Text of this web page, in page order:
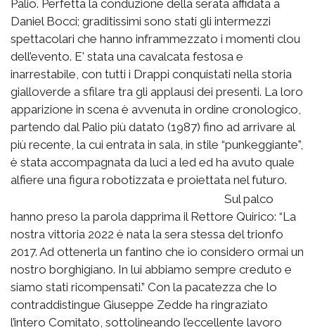
Palio. Perfetta la conduzione della serata affidata a
Daniel Bocci; graditissimi sono stati gli intermezzi
spettacolari che hanno inframmezzato i momenti clou
dell’evento. E' stata una cavalcata festosa e
inarrestabile, con tutti i Drappi conquistati nella storia
gialloverde a sfilare tra gli applausi dei presenti. La loro
apparizione in scena è avvenuta in ordine cronologico,
partendo dal Palio più datato (1987) fino ad arrivare al
più recente, la cui entrata in sala, in stile “punkeggiante”,
è stata accompagnata da luci a led ed ha avuto quale
alfiere una figura robotizzata e proiettata nel futuro.
Sul palco
hanno preso la parola dapprima il Rettore Quirico: “La
nostra vittoria 2022 è nata la sera stessa del trionfo
2017. Ad ottenerla un fantino che io considero ormai un
nostro borghigiano. In lui abbiamo sempre creduto e
siamo stati ricompensati.” Con la pacatezza che lo
contraddistingue Giuseppe Zedde ha ringraziato
l’intero Comitato, sottolineando l’eccellente lavoro